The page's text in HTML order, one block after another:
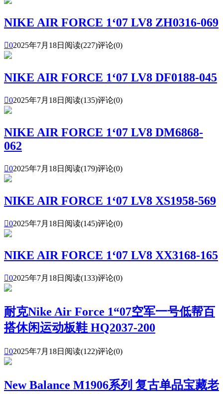
NIKE AIR FORCE 1‘07 LV8 ZH0316-069
02025年7月18日 阅读(227)评论(0)
NIKE AIR FORCE 1‘07 LV8 DF0188-045
02025年7月18日 阅读(135)评论(0)
NIKE AIR FORCE 1‘07 LV8 DM6868-
062
02025年7月18日 阅读(179)评论(0)
NIKE AIR FORCE 1‘07 LV8 XS1958-569
02025年7月18日 阅读(145)评论(0)
NIKE AIR FORCE 1‘07 LV8 XX3168-165
02025年7月18日 阅读(133)评论(0)
耐克Nike Air Force 1“07空军一号低帮百
搭休闲运动板鞋 HQ2037-200
02025年7月18日 阅读(122)评论(0)
New Balance M1906系列 复古单品宝藏老